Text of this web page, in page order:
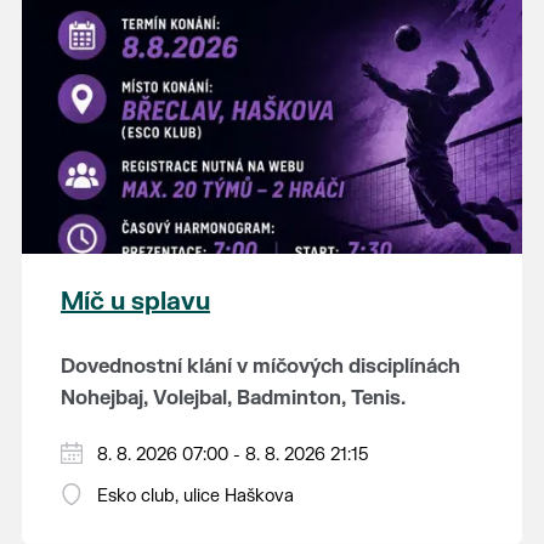
K tanci a poslechu bude hrát DH
Lanžhotčané.
Těšíme se na Vás!
Míč u splavu
Dovednostní klání v míčových disciplínách
Nohejbaj, Volejbal, Badminton, Tenis.
Zúčastnit se může max. 20 dvojčlenných
týmů - každý tým si zahraje min. 4 západy od
8. 8. 2026 07:00 - 8. 8. 2026 21:15
Esko club, ulice Haškova